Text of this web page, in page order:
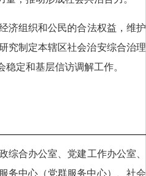
济组织和公民的合法权益，维护
究制定本辖区社会治安综合治理
定和基层信访调解工作。
综合办公室、党建工作办公室、
务中心（党群服务中心）、社会